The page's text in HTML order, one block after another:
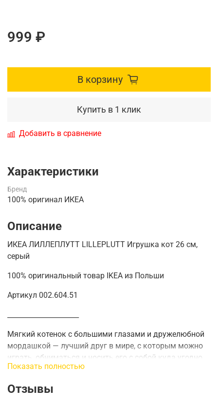
999 ₽
В корзину
Купить в 1 клик
Добавить в сравнение
Характеристики
Бренд
100% оригинал ИКЕА
Описание
ИКЕА ЛИЛЛЕПЛУТТ LILLEPLUTT Игрушка кот 26 см,
серый
100% оригинальный товар IKEA из Польши
Артикул 002.604.51
Мягкий котенок с большими глазами и дружелюбной
мордашкой — лучший друг в мире, с которым можно
играть, обниматься и носить его с собой куда угодно.
Подходящий размер – даже для самых маленьких
Показать полностью
Отзывы